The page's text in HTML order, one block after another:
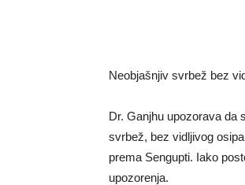
Neobjašnjiv svrbež bez
Dr. Ganjhu upozorava da
svrbež, bez vidljivog
prema Sengupti. Iako
upozorenja.